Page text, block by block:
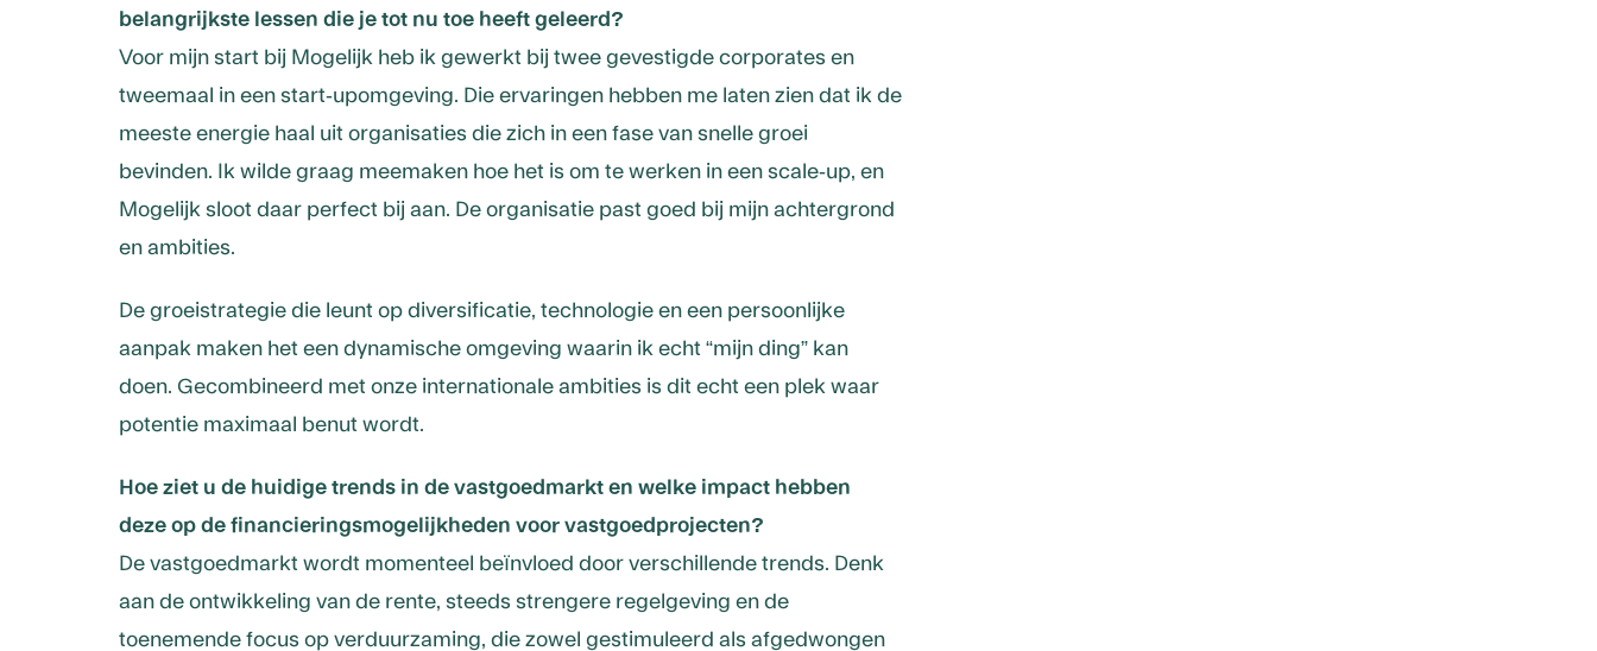
belangrijkste lessen die je tot nu toe heeft geleerd?
Voor mijn start bij Mogelijk heb ik gewerkt bij twee gevestigde corporates en
tweemaal in een start-upomgeving. Die ervaringen hebben me laten zien dat ik de
meeste energie haal uit organisaties die zich in een fase van snelle groei
bevinden. Ik wilde graag meemaken hoe het is om te werken in een scale-up, en
Mogelijk sloot daar perfect bij aan. De organisatie past goed bij mijn achtergrond
en ambities.
De groeistrategie die leunt op diversificatie, technologie en een persoonlijke
aanpak maken het een dynamische omgeving waarin ik echt “mijn ding” kan
doen. Gecombineerd met onze internationale ambities is dit echt een plek waar
potentie maximaal benut wordt.
Hoe ziet u de huidige trends in de vastgoedmarkt en welke impact hebben
deze op de financieringsmogelijkheden voor vastgoedprojecten?
De vastgoedmarkt wordt momenteel beïnvloed door verschillende trends. Denk
aan de ontwikkeling van de rente, steeds strengere regelgeving en de
toenemende focus op verduurzaming, die zowel gestimuleerd als afgedwongen